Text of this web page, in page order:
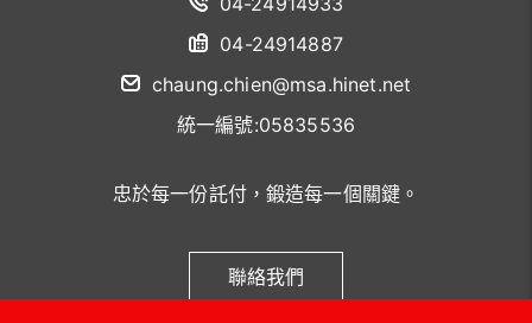
04-24914887
chaung.chien@msa.hinet.net
統一編號:05835536
忠於每一份託付，鍛造每一個關鍵。
聯絡我們